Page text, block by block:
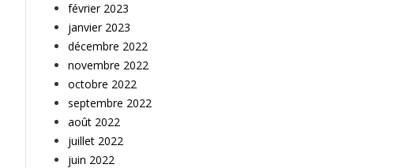
février 2023
janvier 2023
décembre 2022
novembre 2022
octobre 2022
septembre 2022
août 2022
juillet 2022
juin 2022